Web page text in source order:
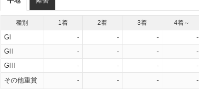
種別 1着 2着 3着 4着～
GI - - - -
GII
- - - -
GIII
- - - -
その他重賞
- - - -